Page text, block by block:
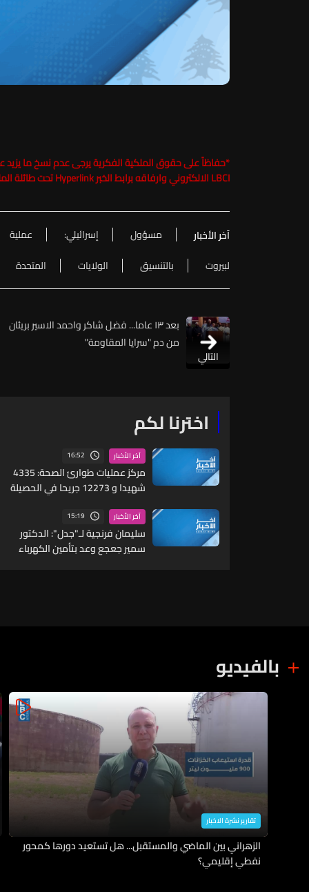
*
LBCI الالكتروني وارفاقه برابط الخبر Hyperlink تحت طائلة الملاحقة القانونية
آخر الأخبار مسؤول إسرائيلي: عملية
لبيروت
بالتنسيق الولايات المتحدة
التالي
بعد ١٣ عاما... فضل شاكر واحمد الاسير بريئان
من دم "سرايا المقاومة"
اخترنا لكم
آخر الأخبار 16:52
مركز عمليات طوارئ الصحة: 4335
شهيدا و 12273 جريحا في الحصيلة
آذار حتى 7 آب
آخر الأخبار 15:19
سليمان فرنجية لـ"جدل": الدكتور
سمير جعجع وعد بتأمين الكهرباء
بالفيديو
تقارير نشرة الاخبار
الزهراني بين الماضي والمستقبل... هل تستعيد دورها كمحور
نفطي إقليمي؟